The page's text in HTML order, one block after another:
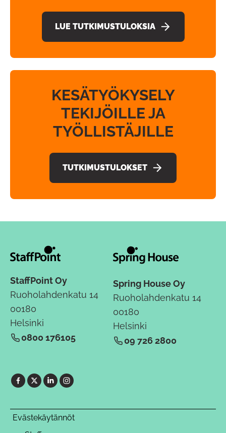
LUE TUTKIMUSTULOKSIA
KESÄTYÖKYSELY
TEKIJÖILLE JA
TYÖLLISTÄJILLE
TUTKIMUSTULOKSET
StaffPoint Oy
Ruoholahdenkatu 14
00180
Helsinki
0800 176105
Spring House Oy
Ruoholahdenkatu 14
00180
Helsinki
09 726 2800
Evästekäytännöt